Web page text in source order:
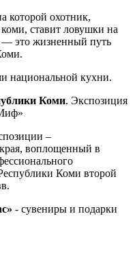
которой охотник,
ставит ловушки на
— это жизненный путь
национальной кухни.
Коми. Экспозиция
–
воплощенный в
Коми второй
- сувениры и подарки